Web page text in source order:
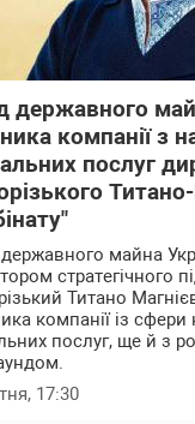
державного
компанії з
послуг
майна
стратегічного
Титано
компанії із сфери
послуг, ще й з
17:30